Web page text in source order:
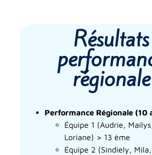
Résultats
régionale
Performance Régionale (10
Équipe 1 (Audrie,
Loriane) > 13 ème
Équipe 2 (Sindiely,